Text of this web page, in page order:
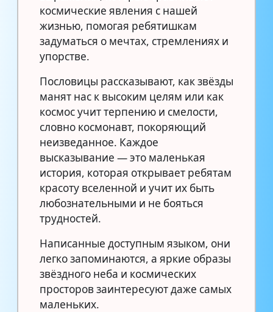
космические явления с нашей
жизнью, помогая ребятишкам
задуматься о мечтах, стремлениях и
упорстве.
Пословицы рассказывают, как звёзды
манят нас к высоким целям или как
космос учит терпению и смелости,
словно космонавт, покоряющий
неизведанное. Каждое
высказывание — это маленькая
история, которая открывает ребятам
красоту вселенной и учит их быть
любознательными и не бояться
трудностей.
Написанные доступным языком, они
легко запоминаются, а яркие образы
звёздного неба и космических
просторов заинтересуют даже самых
маленьких.